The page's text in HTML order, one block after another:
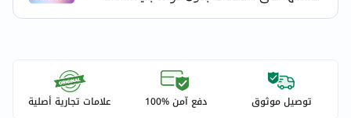
توصيل موثوق دفع آمن %100 علامات تجارية أصلية